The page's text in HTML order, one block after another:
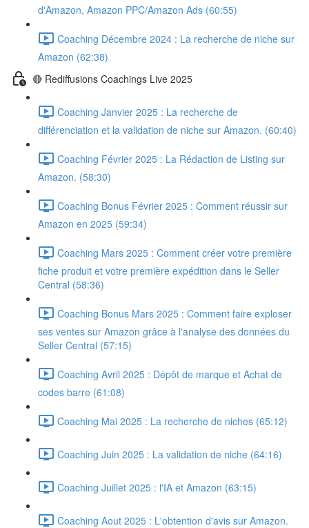
d'Amazon, Amazon PPC/Amazon Ads (60:55)
Coaching Décembre 2024 : La recherche de niche sur
Amazon (62:38)
🔴 Rediffusions Coachings Live 2025
Coaching Janvier 2025 : La recherche de
différenciation et la validation de niche sur Amazon. (60:40)
Coaching Février 2025 : La Rédaction de Listing sur
Amazon. (58:30)
Coaching Bonus Février 2025 : Comment réussir sur
Amazon en 2025 (59:34)
Coaching Mars 2025 : Comment créer votre première
fiche produit et votre première expédition dans le Seller
Central (58:36)
Coaching Bonus Mars 2025 : Comment faire exploser
ses ventes sur Amazon grâce à l'analyse des données du
Seller Central (57:15)
Coaching Avril 2025 : Dépôt de marque et Achat de
codes barre (61:08)
Coaching Mai 2025 : La recherche de niches (65:12)
Coaching Juin 2025 : La validation de niche (64:16)
Coaching Juillet 2025 : l'IA et Amazon (63:15)
Coaching Aout 2025 : L'obtention d'avis sur Amazon.